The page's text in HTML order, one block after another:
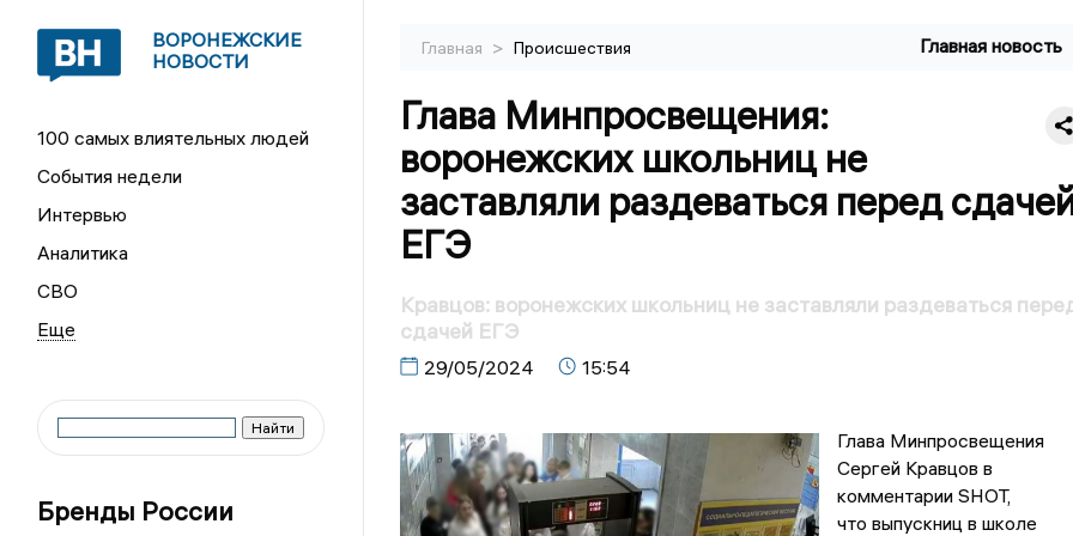
ВОРОНЕЖСКИЕ
НОВОСТИ
100 самых влиятельных людей
События недели
Интервью
Аналитика
СВО
Бренды России
Главная > Происшествия Главная новость
Глава Минпросвещения:
воронежских школьниц не
заставляли раздеваться перед
ЕГЭ
Кравцов: воронежских школьниц не заставляли раздеваться
сдачей ЕГЭ
29/05/2024 15:54
Глава Минпросвещения
Сергей Кравцов в
комментарии SHOT,
что выпускниц в школе